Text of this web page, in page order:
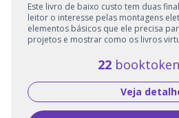
Este livro de baixo custo tem duas
leitor o interesse pelas montagens
elementos básicos que ele precisa
projetos e mostrar como os livros
22
Veja